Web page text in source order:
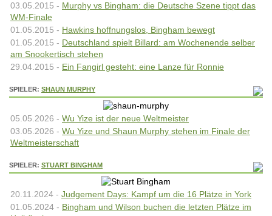
03.05.2015 - Murphy vs Bingham: die Deutsche Szene tippt das
WM-Finale
01.05.2015 - Hawkins hoffnungslos, Bingham bewegt
01.05.2015 - Deutschland spielt Billard: am Wochenende selber
am Snookertisch stehen
29.04.2015 - Ein Fangirl gesteht: eine Lanze für Ronnie
SPIELER: SHAUN MURPHY
05.05.2026 - Wu Yize ist der neue Weltmeister
03.05.2026 - Wu Yize und Shaun Murphy stehen im Finale der
Weltmeisterschaft
SPIELER: STUART BINGHAM
20.11.2024 - Judgement Days: Kampf um die 16 Plätze in York
01.05.2024 - Bingham und Wilson buchen die letzten Plätze im